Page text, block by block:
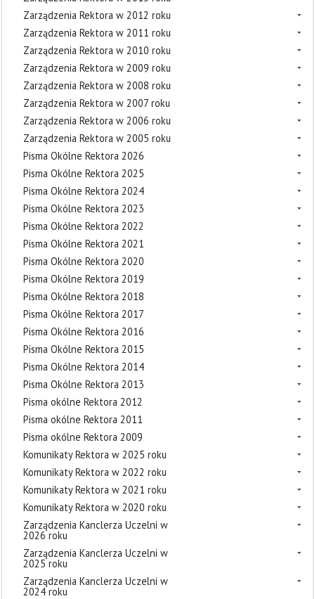
Zarządzenia Rektora w 2012 roku
Zarządzenia Rektora w 2011 roku
Zarządzenia Rektora w 2010 roku
Zarządzenia Rektora w 2009 roku
Zarządzenia Rektora w 2008 roku
Zarządzenia Rektora w 2007 roku
Zarządzenia Rektora w 2006 roku
Zarządzenia Rektora w 2005 roku
Pisma Okólne Rektora 2026
Pisma Okólne Rektora 2025
Pisma Okólne Rektora 2024
Pisma Okólne Rektora 2023
Pisma Okólne Rektora 2022
Pisma Okólne Rektora 2021
Pisma Okólne Rektora 2020
Pisma Okólne Rektora 2019
Pisma Okólne Rektora 2018
Pisma Okólne Rektora 2017
Pisma Okólne Rektora 2016
Pisma Okólne Rektora 2015
Pisma Okólne Rektora 2014
Pisma Okólne Rektora 2013
Pisma okólne Rektora 2012
Pisma okólne Rektora 2011
Pisma okólne Rektora 2009
Komunikaty Rektora w 2025 roku
Komunikaty Rektora w 2022 roku
Komunikaty Rektora w 2021 roku
Komunikaty Rektora w 2020 roku
Zarządzenia Kanclerza Uczelni w
2026 roku
Zarządzenia Kanclerza Uczelni w
2025 roku
Zarządzenia Kanclerza Uczelni w
2024 roku